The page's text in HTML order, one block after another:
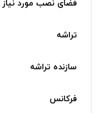
فضای نصب مورد نیاز
تراشه
سازنده تراشه
فرکانس